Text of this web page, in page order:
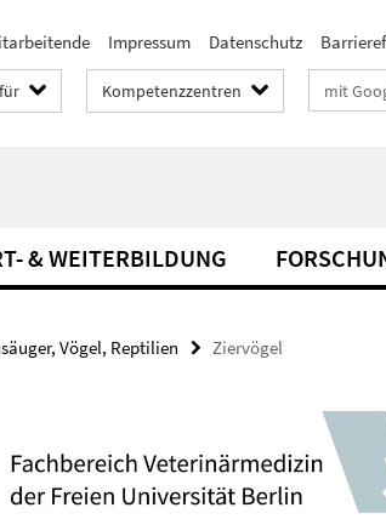
Impressum Datenschutz
Kompetenzzentren
& WEITERBILDUNG
Vögel, Reptilien Ziervögel